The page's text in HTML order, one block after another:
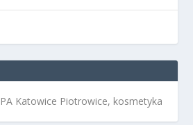
Katowice Piotrowice, kosmetyka